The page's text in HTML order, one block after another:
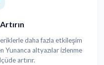
daha fazla etkileşim
Yunanca altyazılar izlenme
artırır.